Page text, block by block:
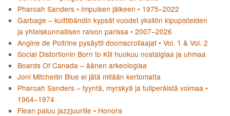
Pharoah Sanders • Impulsen jälkeen • 1975–2022
Garbage – kulttibändin kypsät vuodet yksilön kipupisteiden
ja yhteiskunnallisen raivon parissa • 2007–2026
Angine de Poitrine pysäytti doomscrollaajat • Vol. 1 & Vol. 2
Social Distortionin Born to Kill huokuu nostalgiaa ja uhmaa
Boards Of Canada – äänen arkeologiaa
Joni Mitchellin Blue ei jätä mitään kertomatta
Pharoah Sanders – tyyntä, myrskyä ja tuliperäistä voimaa •
1964–1974
Flean paluu jazzjuurille • Honora